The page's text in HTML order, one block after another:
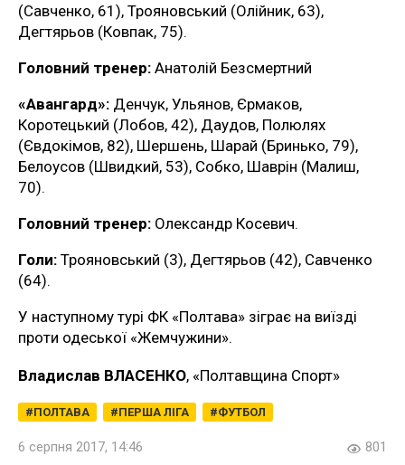
(Савченко, 61), Трояновський (Олійник, 63),
Дегтярьов (Ковпак, 75).
Головний тренер: Анатолій Безсмертний
«Авангард»: Денчук, Ульянов, Єрмаков,
Коротецький (Лобов, 42), Даудов, Полюлях
(Євдокімов, 82), Шершень, Шарай (Бринько, 79),
Белоусов (Швидкий, 53), Собко, Шаврін (Малиш,
70).
Головний тренер: Олександр Косевич.
Голи: Трояновський (3), Дегтярьов (42), Савченко
(64).
У наступному турі ФК «Полтава» зіграє на виїзді
проти одеської «Жемчужини».
Владислав ВЛАСЕНКО, «Полтавщина Спорт»
ПОЛТАВА ПЕРША ЛІГА ФУТБОЛ
6 серпня 2017, 14:46 801